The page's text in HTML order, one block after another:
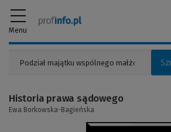
Menu
Historia prawa sądowego
Ewa Borkowska-Bagieńska